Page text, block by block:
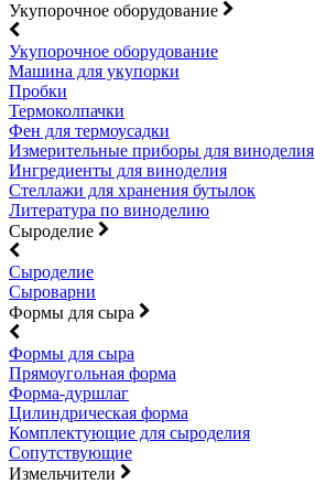
Укупорочное оборудование
Укупорочное оборудование
Машина для укупорки
Пробки
Термоколпачки
Фен для термоусадки
Измерительные приборы для виноделия
Ингредиенты для виноделия
Стеллажи для хранения бутылок
Литература по виноделию
Сыроделие
Сыроделие
Сыроварни
Формы для сыра
Формы для сыра
Прямоугольная форма
Форма-дуршлаг
Цилиндрическая форма
Комплектующие для сыроделия
Сопутствующие
Измельчители